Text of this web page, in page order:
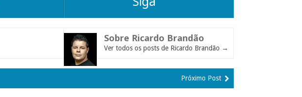
Sobre Ricardo Brandão
Ver todos os posts de Ricardo Brandão →
Próximo Post